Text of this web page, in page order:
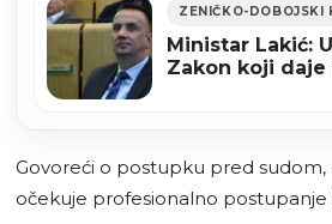
Ministar Lakić:
Zakon koji
Govoreći o postupku pred sudom,
očekuje profesionalno postupanje